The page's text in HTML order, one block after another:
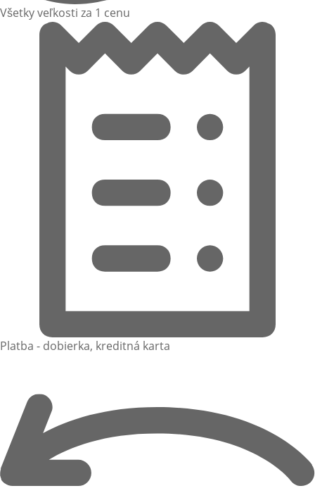
Všetky veľkosti za 1 cenu
Platba - dobierka, kreditná karta